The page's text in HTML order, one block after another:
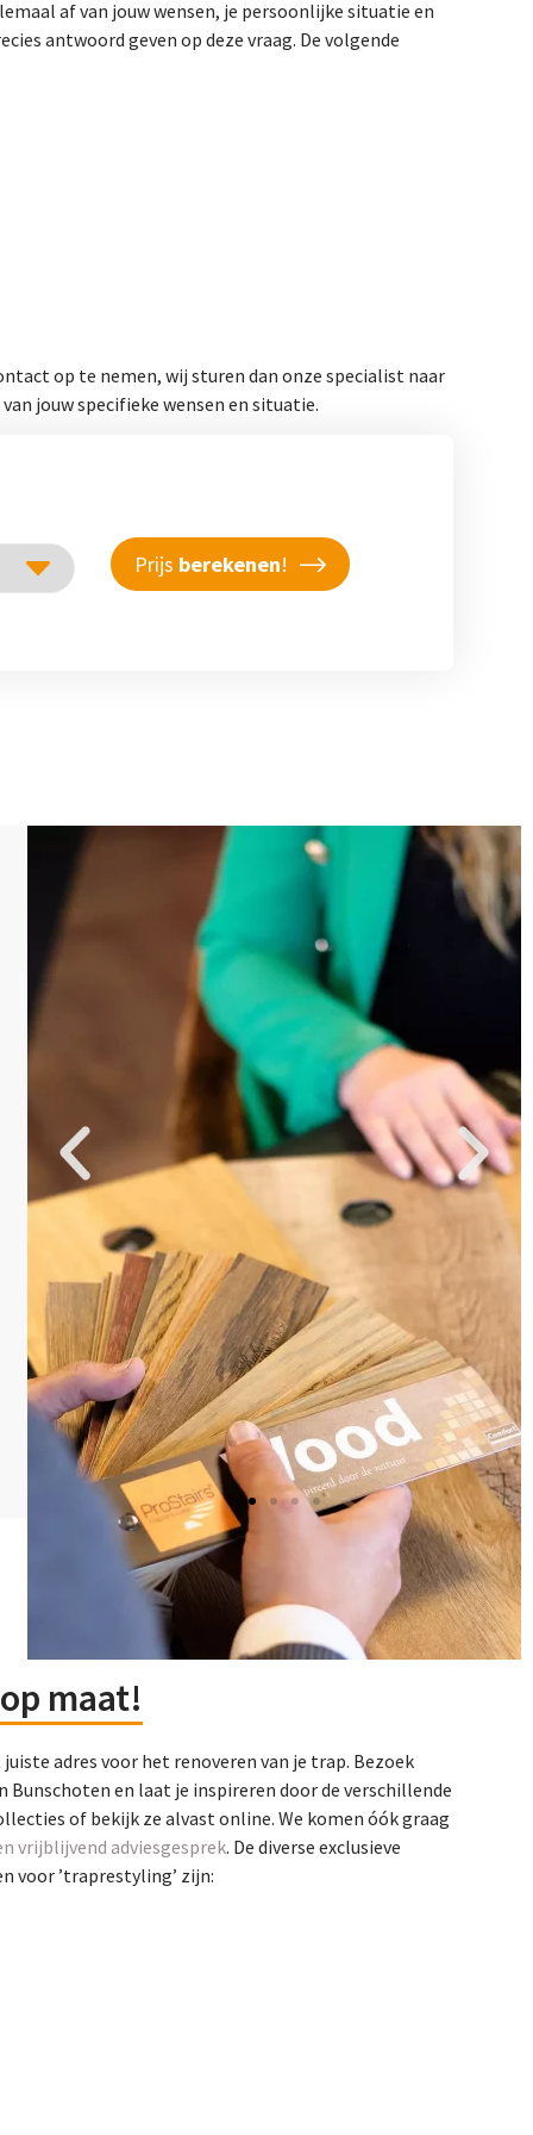
af van jouw wensen, je persoonlijke situatie en
antwoord geven op deze vraag. De volgende
op te nemen, wij sturen dan onze specialist naar
jouw specifieke wensen en situatie.
Prijs berekenen!
op maat!
adres voor het renoveren van je trap. Bezoek
Bunschoten en laat je inspireren door de verschillende
of bekijk ze alvast online. We komen óók graag
vrijblijvend adviesgesprek. De diverse exclusieve
voor ’traprestyling’ zijn: